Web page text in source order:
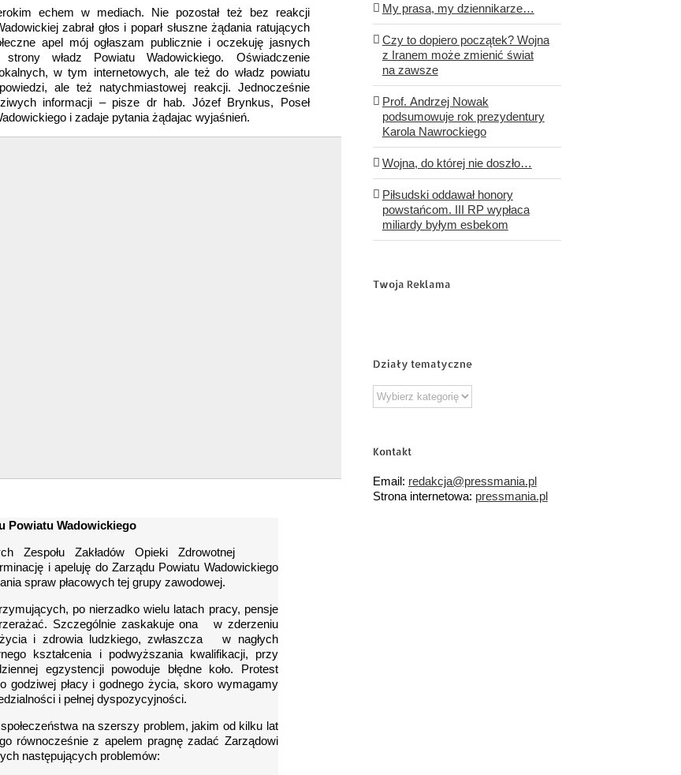
echem w mediach. Nie pozostał też bez reakcji
zabrał głos i poparł słuszne żądania ratujących
apel mój ogłaszam publicznie i oczekuję jasnych
władz Powiatu Wadowickiego. Oświadczenie
w tym internetowych, ale też do władz powiatu
ale też natychmiastowej reakcji. Jednocześnie
informacji – pisze dr hab. Józef Brynkus, Poseł
i zadaje pytania żądajac wyjaśnień.
Powiatu Wadowickiego
Zespołu Zakładów Opieki Zdrowotnej
i apeluję do Zarządu Powiatu Wadowickiego
spraw płacowych tej grupy zawodowej.
po nierzadko wielu latach pracy, pensje
Szczególnie zaskakuje ona w zderzeniu
i zdrowia ludzkiego, zwłaszcza w nagłych
kształcenia i podwyższania kwalifikacji, przy
egzystencji powoduje błędne koło. Protest
godziwej płacy i godnego życia, skoro wymagamy
i pełnej dyspozycyjności.
na szerszy problem, jakim od kilku lat
równocześnie z apelem pragnę zadać Zarządowi
następujących problemów:
My prasa, my dziennikarze…
Czy to dopiero początek? Wojna
z Iranem może zmienić świat
na zawsze
Prof. Andrzej Nowak
podsumowuje rok prezydentury
Karola Nawrockiego
Wojna, do której nie doszło…
Piłsudski oddawał honory
powstańcom. III RP wypłaca
miliardy byłym esbekom
Twoja Reklama
Działy tematyczne
Działy
tematyczne
Kontakt
Email: redakcja@pressmania.pl
Strona internetowa: pressmania.pl